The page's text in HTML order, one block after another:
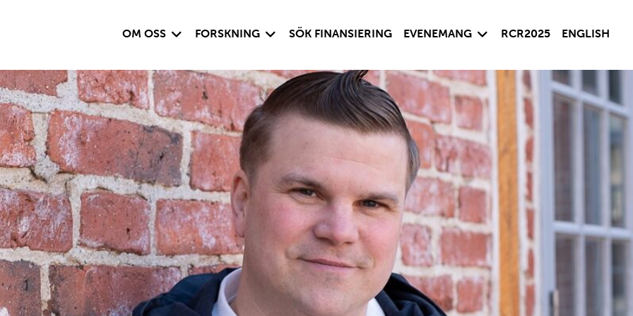
OM OSS Visa undersida
FORSKNING Visa undersida
SÖK FINANSIERING EVENEMANG Visa undersida
RCR2025 ENGLISH